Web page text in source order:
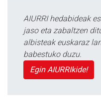
AIURRI hedabideak
jaso eta zabaltzen
albisteak euskaraz
babestuko duzu.
Egin AIURRIkide!